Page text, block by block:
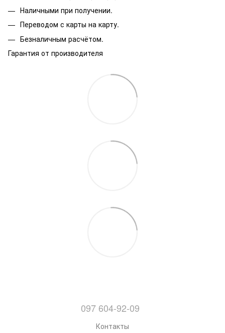
Наличными при получении.
Переводом с карты на карту.
Безналичным расчётом.
Гарантия от производителя
097 604-92-09
Контакты